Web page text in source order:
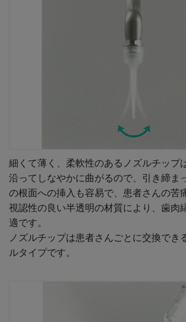
細くて薄く、柔軟性のあるノズルチップ
沿ってしなやかに曲がるので、引き締ま
の根面への挿入も容易で、患者さんの苦
視認性の良い半透明の材質により、歯肉
適です。
ノズルチップは患者さんごとに交換でき
ルタイプです。